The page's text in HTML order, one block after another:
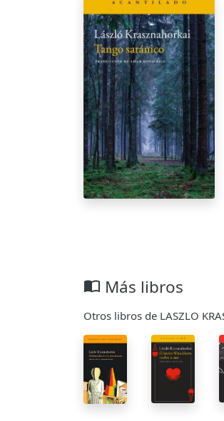
import_contacts Más libros
Otros libros de LASZLO